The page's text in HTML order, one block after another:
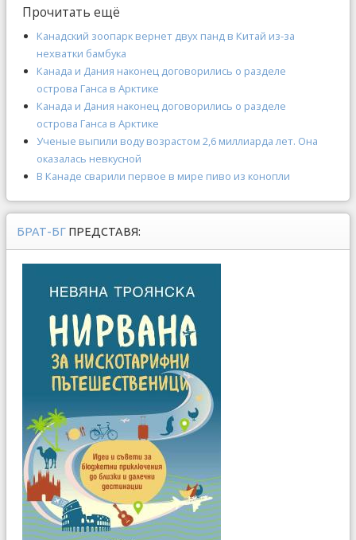
Прочитать ещё
Канадский зоопарк вернет двух панд в Китай из-за
нехватки бамбука
Канада и Дания наконец договорились о разделе
острова Ганса в Арктике
Канада и Дания наконец договорились о разделе
острова Ганса в Арктике
Ученые выпили воду возрастом 2,6 миллиарда лет. Она
оказалась невкусной
В Канаде сварили первое в мире пиво из конопли
БРАТ-БГ ПРЕДСТАВЯ: